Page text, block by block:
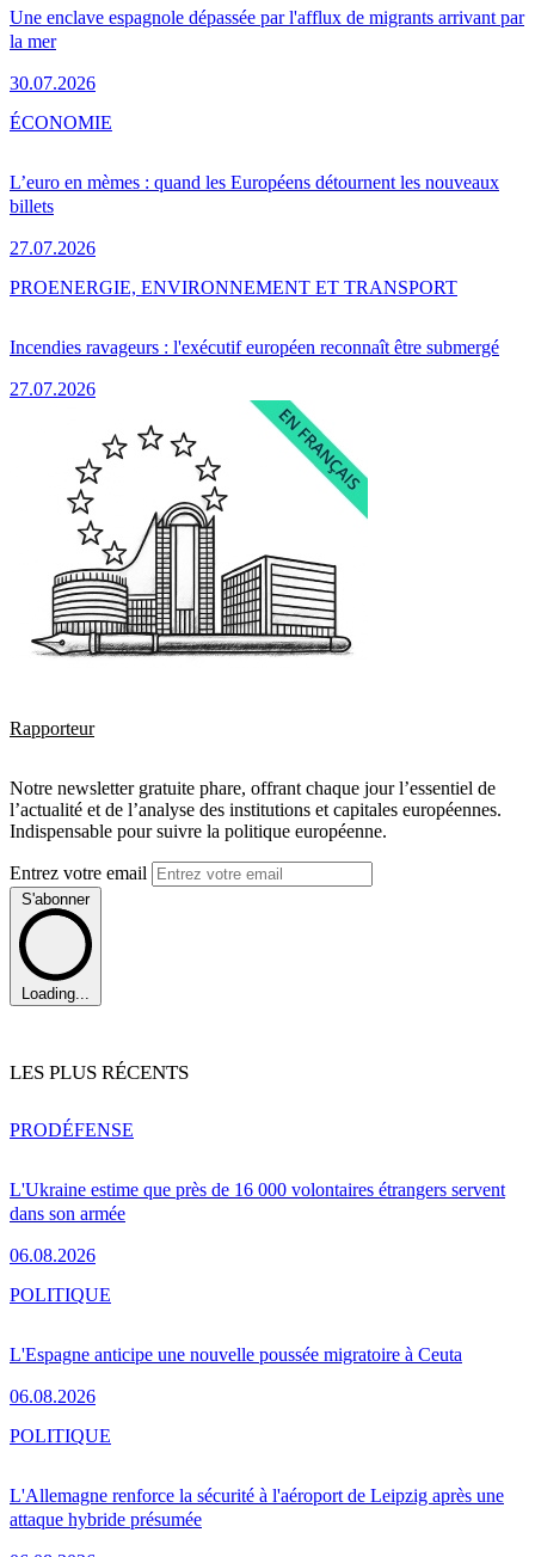
Une enclave espagnole dépassée par l'afflux de migrants arrivant par
la mer
30.07.2026
L’euro en mèmes : quand les Européens détournent les nouveaux
billets
27.07.2026
ÉCONOMIE
Incendies ravageurs : l'exécutif européen reconnaît être submergé
27.07.2026
PROENERGIE, ENVIRONNEMENT ET TRANSPORT
Rapporteur
Notre newsletter gratuite phare, offrant chaque jour l’essentiel de
l’actualité et de l’analyse des institutions et capitales européennes.
Indispensable pour suivre la politique européenne.
Entrez votre email
S'abonner
Loading...
LES PLUS RÉCENTS
L'Ukraine estime que près de 16 000 volontaires étrangers servent
dans son armée
06.08.2026
PRODÉFENSE
L'Espagne anticipe une nouvelle poussée migratoire à Ceuta
06.08.2026
POLITIQUE
L'Allemagne renforce la sécurité à l'aéroport de Leipzig après une
attaque hybride présumée
POLITIQUE